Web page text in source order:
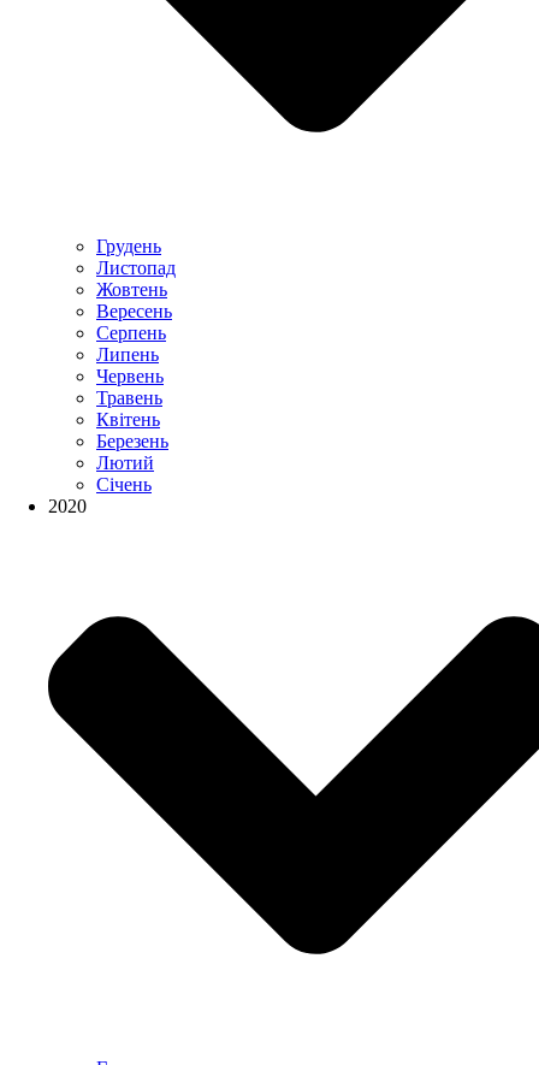
Грудень
Листопад
Жовтень
Вересень
Серпень
Липень
Червень
Травень
Квітень
Березень
Лютий
Січень
2020